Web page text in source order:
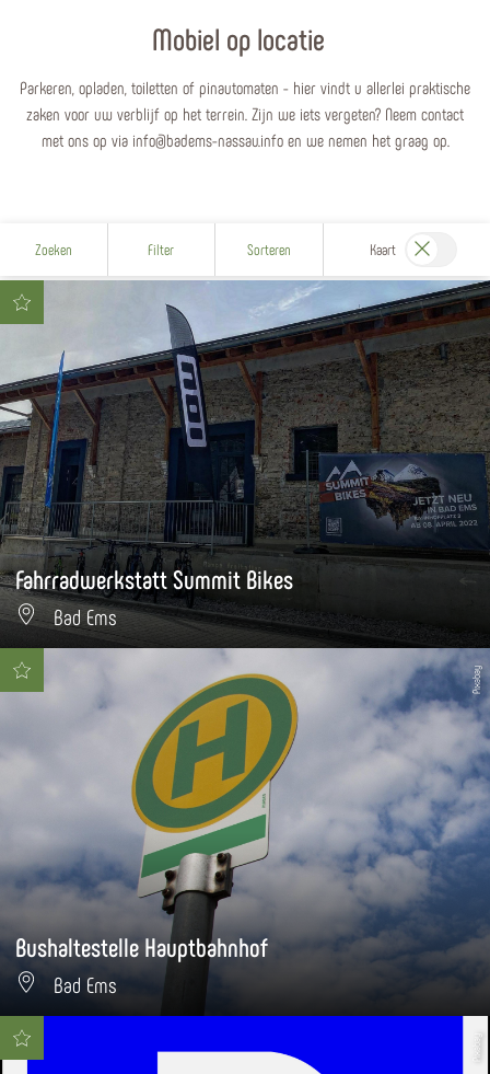
Mobiel op locatie
Parkeren, opladen, toiletten of pinautomaten - hier vindt u allerlei praktische
zaken voor uw verblijf op het terrein. Zijn we iets vergeten? Neem contact
met ons op via info@badems-nassau.info en we nemen het graag op.
Zoeken Filter Sorteren Kaart
Fahrradwerkstatt Summit Bikes
Bad Ems
Pixabay
Bushaltestelle Hauptbahnhof
Bad Ems
Pixabay